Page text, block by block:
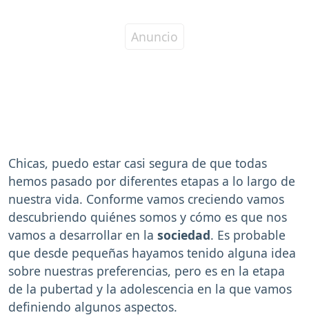
Chicas, puedo estar casi segura de que todas
hemos pasado por diferentes etapas a lo largo de
nuestra vida. Conforme vamos creciendo vamos
descubriendo quiénes somos y cómo es que nos
vamos a desarrollar en la sociedad. Es probable
que desde pequeñas hayamos tenido alguna idea
sobre nuestras preferencias, pero es en la etapa
de la pubertad y la adolescencia en la que vamos
definiendo algunos aspectos.